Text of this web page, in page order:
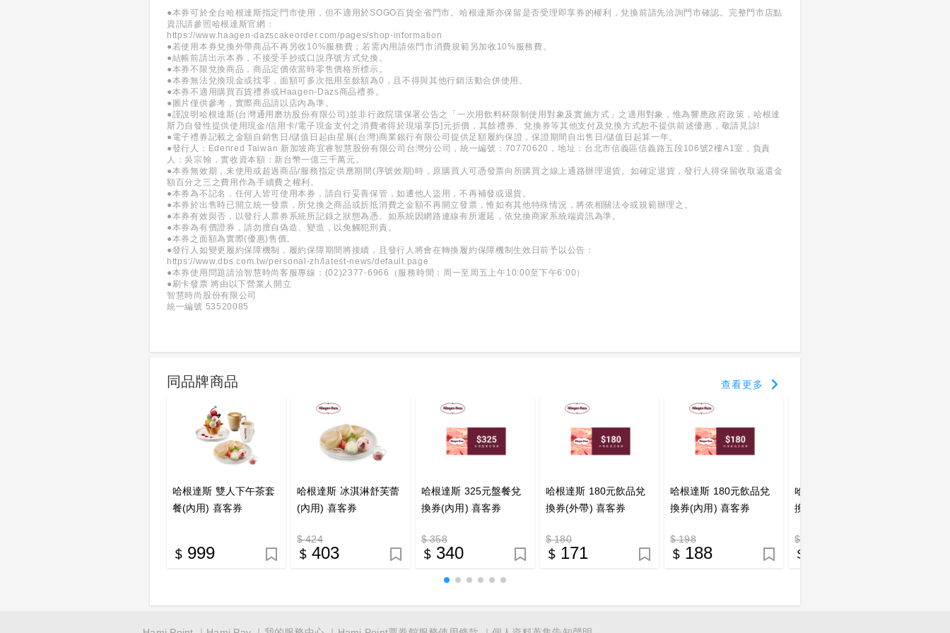
●本券可於全台哈根達斯指定門市使用，但不適用於SOGO百貨全省門市。哈根達斯亦保留是否受理即享券的權利，兌換前請先洽詢門市確認。完整門市店點
資訊請參照哈根達斯官網：
https://www.haagen-dazscakeorder.com/pages/shop-information
●若使用本券兌換外帶商品不再另收10%服務費；若需內用請依門市消費規範另加收10%服務費。
●結帳前請出示本券，不接受手抄或口說序號方式兌換。
●本券不限兌換商品，商品定價依當時零售價格所標示。
●本券無法兌換現金或找零，面額可多次抵用至餘額為0，且不得與其他行銷活動合併使用。
●本券不適用購買百貨禮券或Haagen-Dazs商品禮券。
●圖片僅供參考，實際商品請以店內為準。
●謹說明哈根達斯(台灣通用磨坊股份有限公司)並非行政院環保署公告之「一次用飲料杯限制使用對象及實施方式」之適用對象，惟為響應政府政策，哈根達
斯乃自發性提供使用現金/信用卡/電子現金支付之消費者得於現場享[5]元折價，其餘禮券、兌換券等其他支付及兌換方式恕不提供前述優惠，敬請見諒!
●電子禮券記載之金額自銷售日/儲值日起由星展(台灣)商業銀行有限公司提供足額履約保證，保證期間自出售日/儲值日起算一年。
●發行人：Edenred Taiwan 新加坡商宜睿智慧股份有限公司台灣分公司，統一編號：70770620，地址：台北市信義區信義路五段106號2樓A1室，負責
人：吳宗翰，實收資本額：新台幣一億三千萬元。
●本券無效期，未使用或超過商品/服務指定供應期間(序號效期)時，原購買人可憑發票向所購買之線上通路辦理退貨。如確定退貨，發行人得保留收取返還金
額百分之三之費用作為手續費之權利。
●本券為不記名，任何人皆可使用本券，請自行妥善保管，如遭他人盜用，不再補發或退貨。
●本券於出售時已開立統一發票，所兌換之商品或折抵消費之金額不再開立發票，惟如有其他特殊情況，將依相關法令或規範辦理之。
●本券有效與否，以發行人票券系統所記錄之狀態為憑。如系統因網路連線有所遲延，依兌換商家系統端資訊為準。
●本券為有價證券，請勿擅自偽造、變造，以免觸犯刑責。
●本券之面額為實際(優惠)售價。
●發行人如變更履約保障機制，履約保障期間將接續，且發行人將會在轉換履約保障機制生效日前予以公告：
https://www.dbs.com.tw/personal-zh/latest-news/default.page
●本券使用問題請洽智慧時尚客服專線：(02)2377-6966（服務時間：周一至周五上午10:00至下午6:00）
●刷卡發票 將由以下營業人開立
智慧時尚股份有限公司
統一編號 53520085
同品牌商品 查看更多
哈根達斯 雙人下午茶套
餐(內用) 喜客券
999
哈根達斯 冰淇淋舒芙蕾
(內用) 喜客券
$ 424
403
哈根達斯 325元盤餐兌
換券(內用) 喜客券
$ 358
340
哈根達斯 180元飲品兌
換券(外帶) 喜客券
$ 180
171
哈根達斯 180元飲品兌
換券(內用) 喜客券
$ 198
188
哈根達斯 150元飲品兌
換券(外帶) 喜客券
$ 150